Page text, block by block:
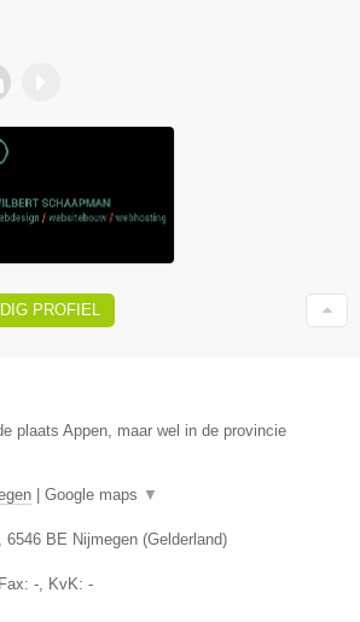
PROFIEL
plaats Appen, maar wel in de provincie
Google maps ▼
, 6546 BE Nijmegen (Gelderland)
-, KvK: -